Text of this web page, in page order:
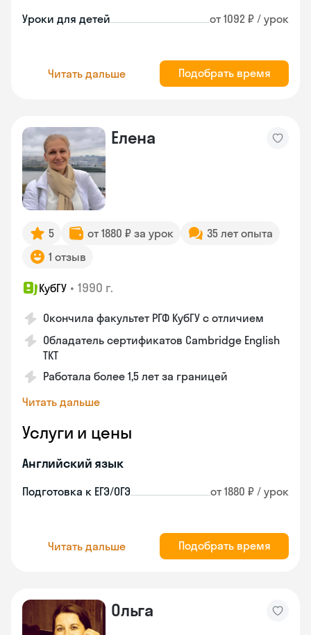
Уроки для детей от 1092 ₽ / урок
Читать дальше Подобрать время
Елена
5 от 1880 ₽ за урок
35 лет опыта
1 отзыв
КубГУ • 1990 г.
Окончила факультет РГФ КубГУ с отличием
Обладатель сертификатов Cambridge English
TKT
Работала более 1,5 лет за границей
Читать дальше
Услуги и цены
Английский язык
Подготовка к ЕГЭ/ОГЭ от 1880 ₽ / урок
Читать дальше Подобрать время
Ольга